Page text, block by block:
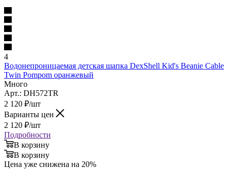
4
Водонепроницаемая детская шапка DexShell Kid's Beanie Cable
Twin Pompom оранжевый
Много
Арт.: DH572TR
2 120 ₽/шт
Варианты цен
2 120 ₽/шт
Подробности
В корзину
В корзину
Цена уже снижена на 20%